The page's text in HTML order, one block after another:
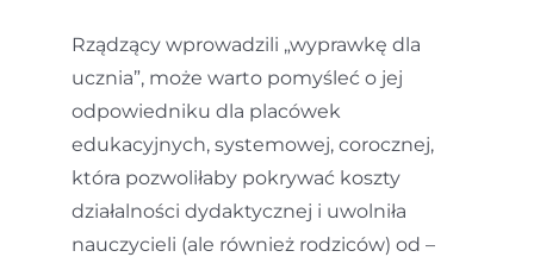
Rządzący wprowadzili „wyprawkę dla
ucznia”, może warto pomyśleć o jej
odpowiedniku dla placówek
edukacyjnych, systemowej, corocznej,
która pozwoliłaby pokrywać koszty
działalności dydaktycznej i uwolniła
nauczycieli (ale również rodziców) od –